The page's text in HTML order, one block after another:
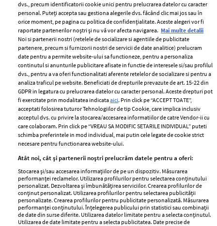
ELLE Style Awards
2024
Despre ELLE
Romania
Contact
Abonamente
Termeni si conditii
Politica de
confidențialitate
Politica de cookies
Publicitate
GSP
Unica
Baby
Retete
femei
Viva
Avantaje
Retete practice
dvs., precum identificatorii cookie unici pentru prelucrarea datelor cu caracter
personal. Puteți accepta sau gestiona alegerile dvs. făcând clic mai jos sau în
orice moment, pe pagina cu politica de confidențialitate. Aceste alegeri vor fi
raportate partenerilor noștri și nu vă vor afecta navigarea. Mai multe detalii
Noi si partenerii nostri (retelele de socializare si agentiile de publicitate
partenere, precum si furnizorii nostri de servicii de date analitice) prelucram
date pentru a permite website-ului sa functioneze, pentru a personaliza
continutul si anunturile publicitare afisate in functie de interesele si/sau profilul
dvs., pentru a va oferi functionalitati aferente retelelor de socializare si pentru a
analiza traficul pe website. Beneficiati de drepturile prevazute de art. 15-22 din
GDPR in legatura cu prelucrarea datelor cu caracter personal. Aceste drepturi pot
fi exercitate prin modalitatea indicataaici. Prin click pe “ACCEPT TOATE”,
acceptati folosirea tuturor Tehnologiilor de tip Cookie, care implica inclusiv
acceptul dvs. cu privire la stocarea/accesarea informatiilor de catre Vendor-ii cu
care colaboram. Prin click pe “VREAU SA MODIFIC SETARILE INDIVIDUAL” puteti
schimba preferintele in mod individual, mai putin cele legate de cookie strict
necesare pentru functionarea website-ului.
Atât noi, cât și partenerii noștri prelucrăm datele pentru a oferi:
Stocarea și/sau accesarea informațiilor de pe un dispozitiv. Măsurarea
performanței reclamelor. Utilizarea profilurilor pentru selectarea conținutului
personalizat. Dezvoltarea și îmbunătățirea serviciilor. Crearea profilurilor de
conținut personalizat. Utilizarea profilurilor pentru selectarea publicității
personalizate. Crearea profilurilor pentru publicitate personalizată. Măsurarea
performanței conținutului. Înțelegerea publicului prin statistici sau combinații
de date din surse diferite. Utilizarea datelor limitate pentru a selecta conținutul.
Utilizarea de date limitate pentru a selecta publicitatea. Date precise de